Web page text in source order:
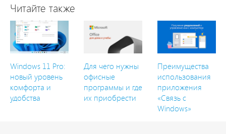
Читайте также
Windows 11 Pro:
новый уровень
комфорта и
удобства
Для чего нужны
офисные
программы и где
их приобрести
Преимущества
использования
приложения
«Связь с
Windows»